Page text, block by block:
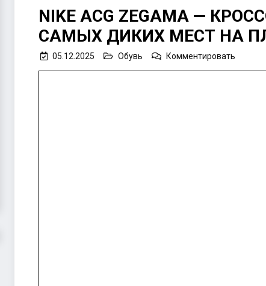
NIKE ACG ZEGAMA —
САМЫХ ДИКИХ МЕСТ НА
05.12.2025 Обувь Комментировать